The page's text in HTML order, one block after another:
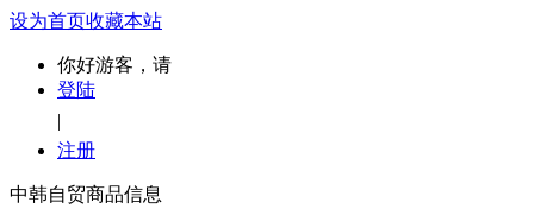
设为首页收藏本站
你好游客，请
登陆
|
注册
中韩自贸商品信息